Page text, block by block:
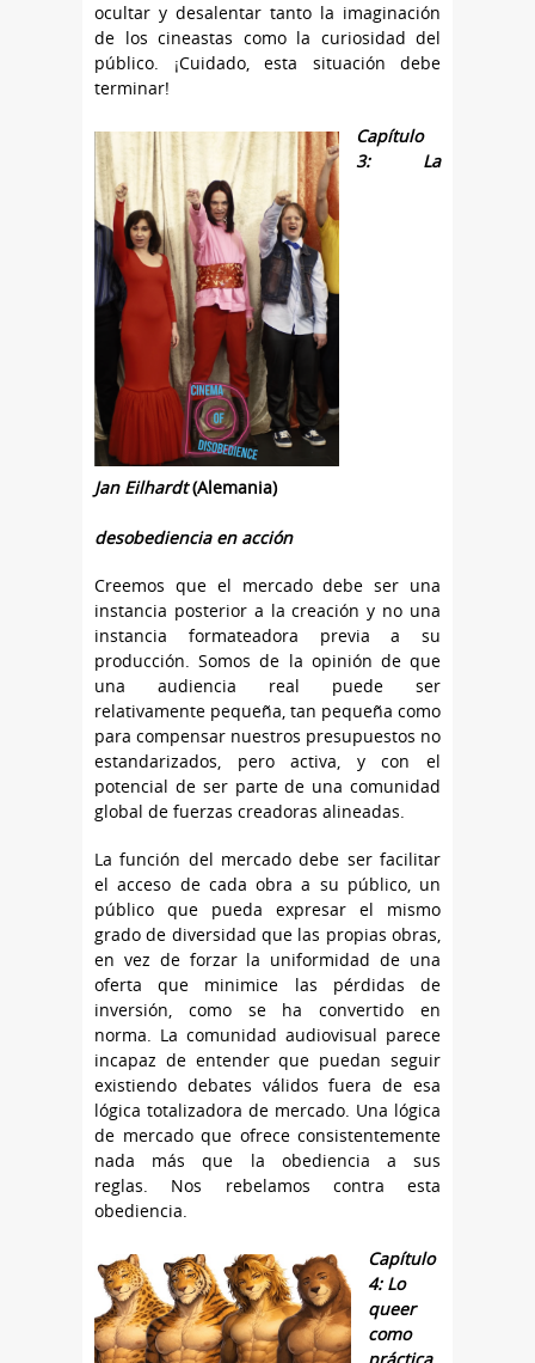
ocultar y desalentar tanto la imaginación
de los cineastas como la curiosidad del
público. ¡Cuidado, esta situación debe
terminar!
Jan Eilhardt(Alemania)
Capítulo
3: La
desobediencia en acción
Creemos que el mercado debe ser una
instancia posterior a la creación y no una
instancia formateadora previa a su
producción. Somos de la opinión de que
una audiencia real puede ser
relativamente pequeña, tan pequeña como
para compensar nuestros presupuestos no
estandarizados, pero activa, y con el
potencial de ser parte de una comunidad
global de fuerzas creadoras alineadas.
La función del mercado debe ser facilitar
el acceso de cada obra a su público, un
público que pueda expresar el mismo
grado de diversidad que las propias obras,
en vez de forzar la uniformidad de una
oferta que minimice las pérdidas de
inversión, como se ha convertido en
norma. La comunidad audiovisual parece
incapaz de entender que puedan seguir
existiendo debates válidos fuera de esa
lógica totalizadora de mercado. Una lógica
de mercado que ofrece consistentemente
nada más que la obediencia a sus
reglas. Nos rebelamos contra esta
obediencia.
Capítulo
4: Lo
queer
como